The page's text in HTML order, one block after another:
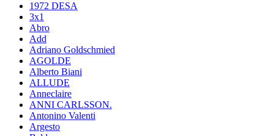
1972 DESA
3x1
Abro
Add
Adriano Goldschmied
AGOLDE
Alberto Biani
ALLUDE
Anneclaire
ANNI CARLSSON.
Antonino Valenti
Argesto